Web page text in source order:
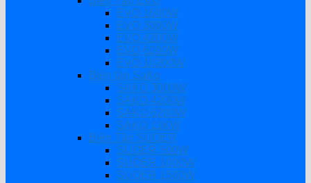
EVO 1600W
EVO 3000W
EVO 4200W
EVO 6200W
EVO 10200W
Biến tần SaKo
SAKO 3000W
SAKO 4200W
SAKO 6200W
SAKO 11KW
Biến Tần SUOER
SUOER 500W
SUOER 1000W
SUOER 1500W